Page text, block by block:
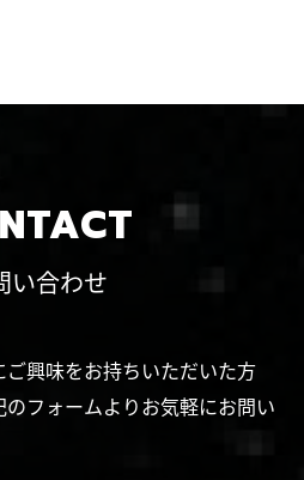
い合わせ
興味をお持ちいただいた方
フォームよりお気軽にお問い